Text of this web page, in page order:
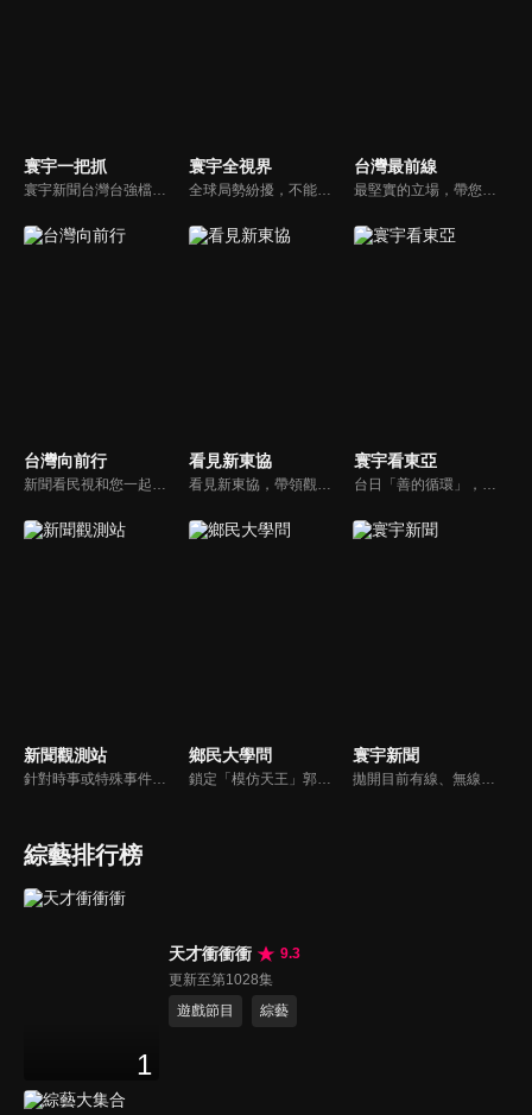
寰宇一把抓
寰宇新聞台灣台強檔政論節目《寰宇一把抓》，與您一起「抓新聞、抓時事、抓遍台灣政經大小事！由資深社會記者張炤和獨挑大樑主持。張炤和投入新聞前線多年，總是充滿活力的帶給觀眾台灣社會大小事，結合資深社會記者的見聞與觀點，激盪各路實力派專家點評，與您一起掌握政壇人事物即時動態與最新走勢。
寰宇全視界
全球局勢紛擾，不能置身事外！主播任明玥主持，嶄新一季《寰宇全視界2.0》，集結各領域重磅嘉賓，犀利評論、深度視角，帶您洞悉世界局勢脈絡，開拓兩岸和國際新視野，《寰宇全視界2.0》，帶給您最具含金量的觀點。
台灣最前線
最堅實的立場，帶您洞悉台灣新知。最專業的陣容，帶您打開『視』界。政治人民做主，一同掌握即實政壇資訊，『EYE』台灣的政論談話節目。
台灣向前行
新聞看民視和您一起討論最新最熱的時事新聞！
看見新東協
看見新東協，帶領觀眾發現東協新市場、新思維，了解東南亞各國在地文化、政治、政策、並從數字看財經脈動，做最深入外資和本土產業投資分析，發掘您所不知道的東協新商機。
寰宇看東亞
台日「善的循環」，貨真價實？韓國文化，無堅不摧？台灣對於日韓的獨特情感，細膩且複雜，有美麗浪花，更有驚濤駭浪，寰宇新聞台全新節目《寰宇看東亞》，將和觀眾一起探訪台灣和日韓的真實連結，挖掘人物秘辛和內幕故事，剖析東亞政經局勢。
新聞觀測站
針對時事或特殊事件邀請來賓進行深度探討，或專訪各領域傑出人士。
鄉民大學問
鎖定「模仿天王」郭子乾，還有高顏值學霸大學生辛辣提問唷！全新優質節目都在NOWnews《鄉民大學問》！
寰宇新聞
拋開目前有線、無線電視台新聞的包袱和制式化內容，沒有絕對立場、沒有口水漫罵，永遠以「關心」、「貼心」、「用心」做最對的報導，是台灣獨一無二最專屬新聞頻道。
綜藝排行榜
1
天才衝衝衝
9.3
更新至第1028集
遊戲節目
綜藝